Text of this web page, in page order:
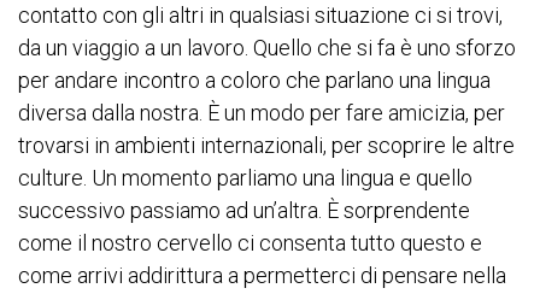
contatto con gli altri in qualsiasi situazione ci si trovi,
da un viaggio a un lavoro. Quello che si fa è uno sforzo
per andare incontro a coloro che parlano una lingua
diversa dalla nostra. È un modo per fare amicizia, per
trovarsi in ambienti internazionali, per scoprire le altre
culture. Un momento parliamo una lingua e quello
successivo passiamo ad un’altra. È sorprendente
come il nostro cervello ci consenta tutto questo e
come arrivi addirittura a permetterci di pensare nella